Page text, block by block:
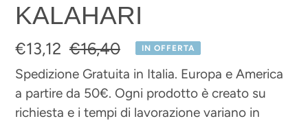
KALAHARI
Prezzo
scontato
€13,12 Prezzo
di
listino
€16,40 IN OFFERTA
Spedizione Gratuita in Italia. Europa e America
a partire da 50€. Ogni prodotto è creato su
richiesta e i tempi di lavorazione variano in